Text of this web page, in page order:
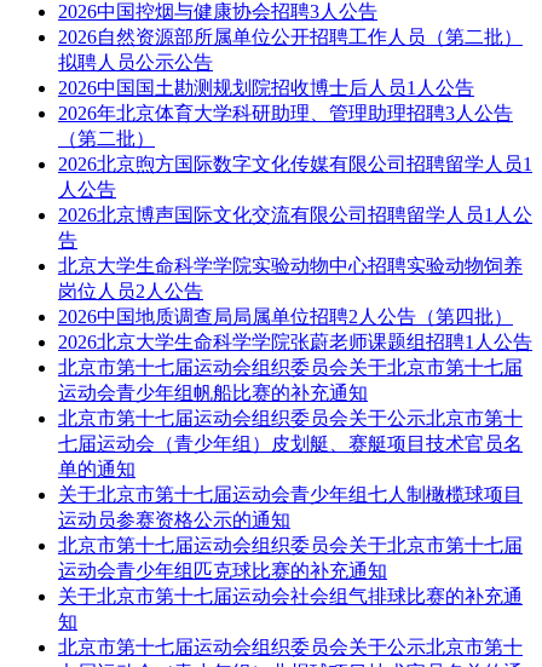
2026中国控烟与健康协会招聘3人公告
2026自然资源部所属单位公开招聘工作人员（第二批）
拟聘人员公示公告
2026中国国土勘测规划院招收博士后人员1人公告
2026年北京体育大学科研助理、管理助理招聘3人公告
（第二批）
2026北京煦方国际数字文化传媒有限公司招聘留学人员1
人公告
2026北京博声国际文化交流有限公司招聘留学人员1人公
告
北京大学生命科学学院实验动物中心招聘实验动物饲养
岗位人员2人公告
2026中国地质调查局局属单位招聘2人公告（第四批）
2026北京大学生命科学学院张蔚老师课题组招聘1人公告
北京市第十七届运动会组织委员会关于北京市第十七届
运动会青少年组帆船比赛的补充通知
北京市第十七届运动会组织委员会关于公示北京市第十
七届运动会（青少年组）皮划艇、赛艇项目技术官员名
单的通知
关于北京市第十七届运动会青少年组七人制橄榄球项目
运动员参赛资格公示的通知
北京市第十七届运动会组织委员会关于北京市第十七届
运动会青少年组匹克球比赛的补充通知
关于北京市第十七届运动会社会组气排球比赛的补充通
知
北京市第十七届运动会组织委员会关于公示北京市第十